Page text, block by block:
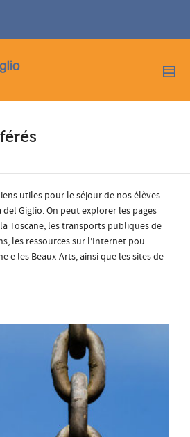
utiles pour le séjour de nos élèves
del Giglio. On peut explorer les pages
Toscane, les transports publiques de
les ressources sur l’Internet pou
e les Beaux-Arts, ainsi que les sites de